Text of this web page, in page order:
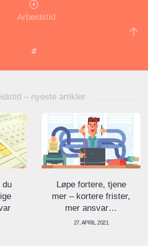
Arbeidstid
– nyeste artikler
du
Løpe fortere, tjene
mer – kortere frister,
mer ansvar…
27. APRIL 2021